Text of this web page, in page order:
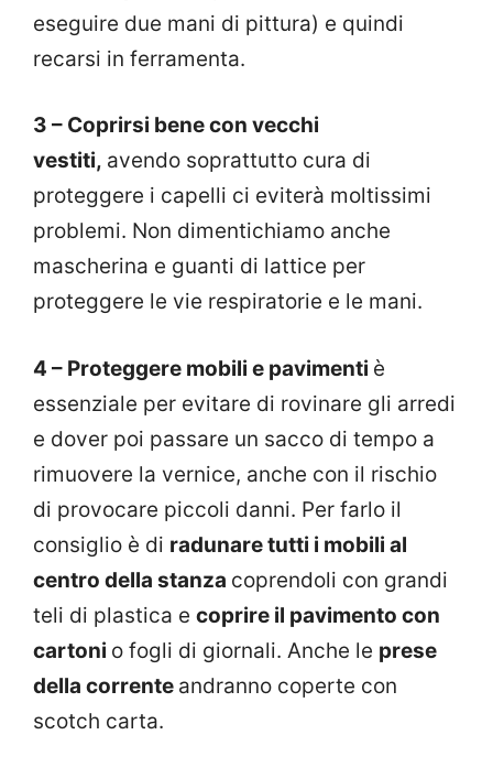
eseguire due mani di pittura) e quindi
recarsi in ferramenta.
3 – Coprirsi bene con vecchi
vestiti, avendo soprattutto cura di
proteggere i capelli ci eviterà moltissimi
problemi. Non dimentichiamo anche
mascherina e guanti di lattice per
proteggere le vie respiratorie e le mani.
4 – Proteggere mobili e pavimenti è
essenziale per evitare di rovinare gli arredi
e dover poi passare un sacco di tempo a
rimuovere la vernice, anche con il rischio
di provocare piccoli danni. Per farlo il
consiglio è di radunare tutti i mobili al
centro della stanza coprendoli con grandi
teli di plastica e coprire il pavimento con
cartoni o fogli di giornali. Anche le prese
della corrente andranno coperte con
scotch carta.